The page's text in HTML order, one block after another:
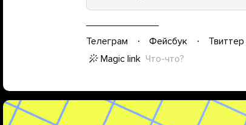
Телеграм Фейсбук Твиттер
Magic link Что-что?